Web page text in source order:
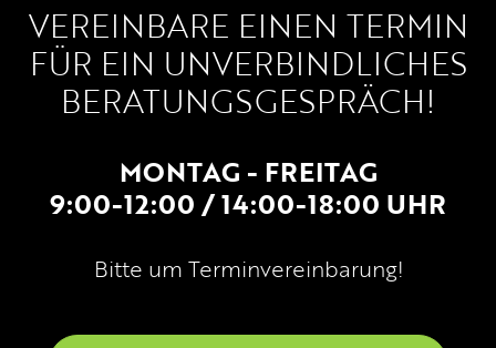
VEREINBARE EINEN TERMIN
FÜR EIN UNVERBINDLICHES
BERATUNGSGESPRÄCH!
MONTAG - FREITAG
9:00-12:00 / 14:00-18:00 UHR
Bitte um Terminvereinbarung!